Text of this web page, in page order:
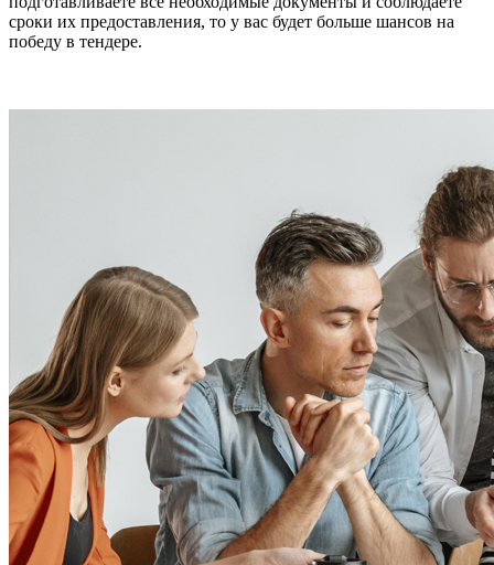
сроки их предоставления, то у вас будет больше шансов на
победу в тендере.